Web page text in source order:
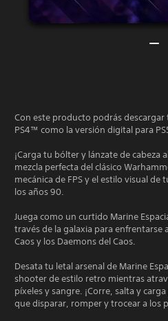
Con este producto podrás
PS4™ como la versión digital para
¡Carga tu bólter y lánzate de cabeza
mezcla perfecta del clásico
mecánica de FPS y el estilo visual
los años 90.
Juega como un curtido Marine
través de la galaxia para enfrentarse
Caos y los Daemons del Caos.
Desata tu letal arsenal de Marine
shooter de estilo retro mientras
píxeles y sangre. ¡Corre, salta y
que disparar, romper y trocear a los